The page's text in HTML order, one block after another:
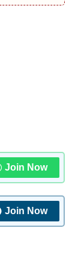
Join Now
Join Now